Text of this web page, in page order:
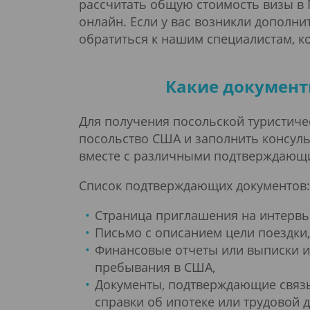
рассчитать общую стоимость визы в
онлайн. Если у вас возникли
обратиться к нашим специалистам,
Какие
Для получения посольской
посольство США и заполнить
вместе с различными
Список подтверждающих документов:
Страница приглашения на
Письмо с описанием цели поездки,
Финансовые отчеты или выписки
пребывания в США,
Документы, подтверждающие
справки об ипотеке или